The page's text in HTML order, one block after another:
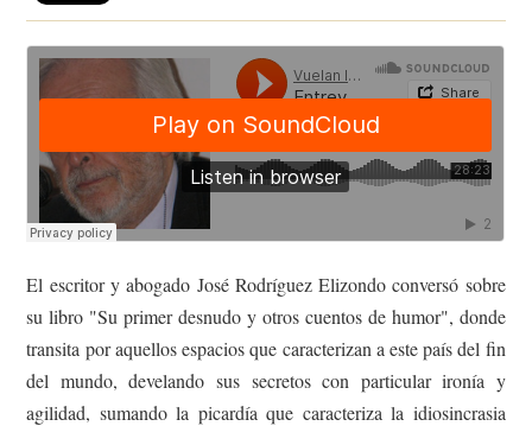
El escritor y abogado José Rodríguez Elizondo conversó sobre
su libro "Su primer desnudo y otros cuentos de humor", donde
transita por aquellos espacios que caracterizan a este país del fin
del mundo, develando sus secretos con particular ironía y
agilidad, sumando la picardía que caracteriza la idiosincrasia